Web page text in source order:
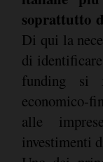
soprattutto
Di qui la
di
funding si
economico-
alle
investimenti